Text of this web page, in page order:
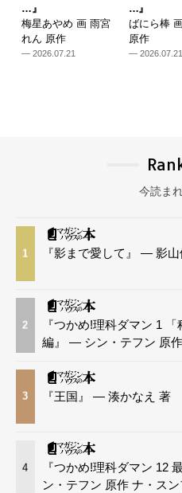
…』
梅星あやめ 画 雨宮
れん 原作
— 2026.07.21
…』
ばにら棒
原作
— 2026.07.21
今読ま
1 『影まで愛して』 — 影
2
『つかめ!理科ダマン 1
編』 — シン・テフン 原
3 『王国』 — 湊かなえ 著
4
『つかめ!理科ダマン 12
ン・テフン 原作 ナ・ス